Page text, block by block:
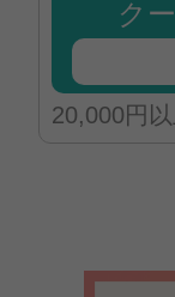
ク
20,000円